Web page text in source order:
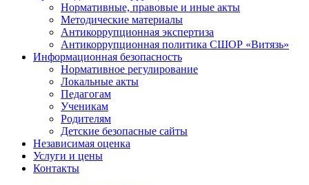
Нормативные, правовые и иные акты
Методические материалы
Антикоррупционная экспертиза
Антикоррупционная политика СШОР «Витязь»
Информационная безопасность
Нормативное регулирование
Локальные акты
Педагогам
Ученикам
Родителям
Детские безопасные сайты
Независимая оценка
Услуги и цены
Контакты